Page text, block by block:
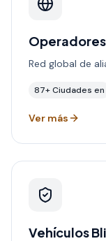
Red global de
87+Ciudades en
Ver más
Vehículos